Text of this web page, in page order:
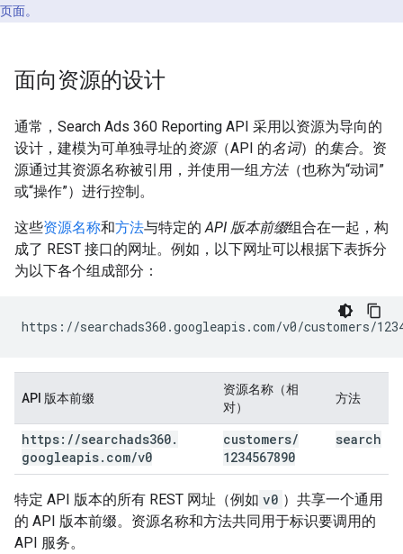
页面。
面向资源的设计
通常，Search Ads 360 Reporting API 采用以资源为导向的
设计，建模为可单独寻址的资源（API 的名词）的集合。资
源通过其资源名称被引用，并使用一组 方法（也称为“动词”
或“操作”）进行控制。
这些资源名称和方法与特定的API 版本前缀组合在一起，构
成了 REST 接口的网址。例如，以下网址可以根据下表拆分
为以下各个组成部分：
API 版本前缀
资源名称（相
对）
方法
https: //searchads360.
googleapis. com/v0
customers/
1234567890
search
特定 API 版本的所有 REST 网址（例如 v0 ）共享一个通用
的 API 版本前缀。资源名称和方法共同用于标识要调用的
API 服务。